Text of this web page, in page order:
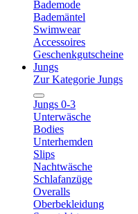
Bademode
Bademäntel
Swimwear
Accessoires
Geschenkgutscheine
Jungs
Zur Kategorie Jungs
Jungs 0-3
Unterwäsche
Bodies
Unterhemden
Slips
Nachtwäsche
Schlafanzüge
Overalls
Oberbekleidung